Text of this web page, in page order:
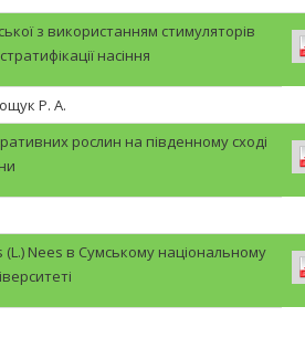
з використанням стимуляторів
насіння
Р. А.
рослин на південному сході
(L.) Nees в Сумському національному